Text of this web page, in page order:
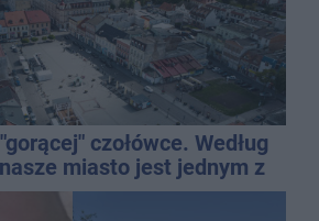
czołówce. Według
miasto jest jednym z
na upały